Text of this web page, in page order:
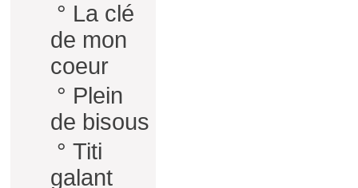
° La clé
de mon
coeur
° Plein
de bisous
° Titi
galant